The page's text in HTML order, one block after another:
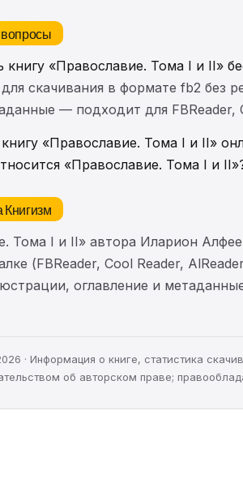
«Православие. Тома I и II»
скачивания в формате fb2 без
— подходит для FBReader,
«Православие. Тома I и II»
«Православие. Тома I и
Книгизм
Тома I и II» автора Иларион
(FBReader, Cool Reader,
оглавление и
· Информация о книге, статистика
об авторском праве;